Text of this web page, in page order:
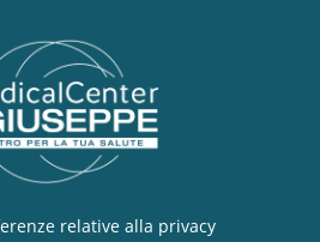
relative alla privacy